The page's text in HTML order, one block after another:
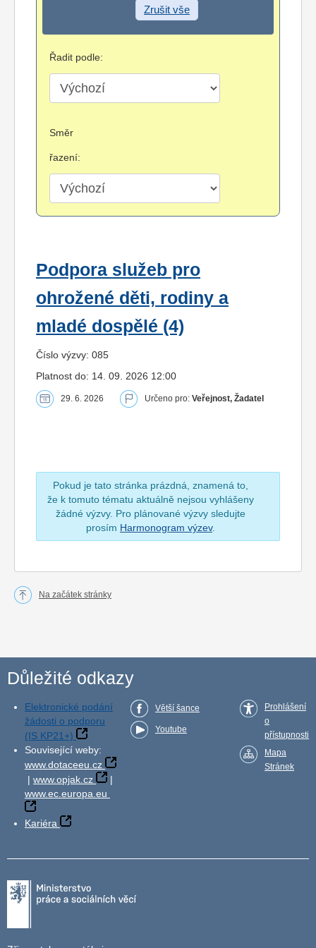
Zrušit vše
Řadit podle:
Směr
řazení:
Podpora služeb pro
ohrožené děti, rodiny a
mladé dospělé (4)
Číslo výzvy: 085
Platnost do: 14. 09. 2026 12:00
29. 6. 2026 Určeno pro: Veřejnost, Žadatel
Pokud je tato stránka prázdná, znamená to,
že k tomuto tématu aktuálně nejsou vyhlášeny
žádné výzvy. Pro plánované výzvy sledujte
prosím Harmonogram výzev.
Na začátek stránky
Důležité odkazy
Elektronické podání
žádosti o podporu
(IS KP21+)
Související weby:
www.dotaceeu.cz
| www.opjak.cz
|
www.ec.europa.eu
Kariéra
Větší šance
Youtube
Prohlášení
o
přístupnosti
Mapa
Stránek